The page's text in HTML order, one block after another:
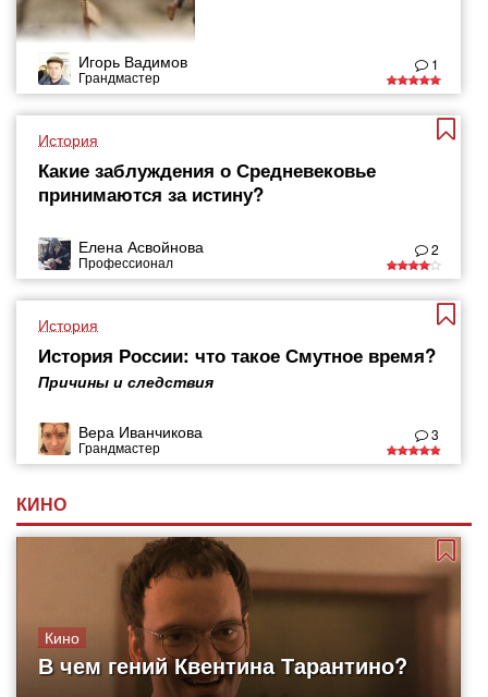
Игорь Вадимов
Грандмастер
1
История
Какие заблуждения о Средневековье
принимаются за истину?
Елена Асвойнова
Профессионал
2
История
История России: что такое Смутное время?
Причины и следствия
Вера Иванчикова
Грандмастер
3
КИНО
Кино
В чем гений Квентина Тарантино?